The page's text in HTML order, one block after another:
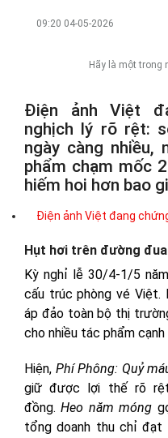
09:20 04-05-2026
Hãy là một trong
Điện ảnh Việt
nghịch lý rõ rệt:
ngày càng
phẩm chạm mốc
hiếm hoi hơn bao
Điện ảnh Việt đang
Hụt hơi trên đường
Kỳ nghỉ lễ 30/4-1/5
cấu trúc phòng vé Việt.
áp đảo toàn bộ thị
cho nhiều tác phẩm
Hiện, Phí Phông: Quỷ
giữ được lợi thế rõ
đồng.Heo năm móng
tổng doanh thu chỉ đạt